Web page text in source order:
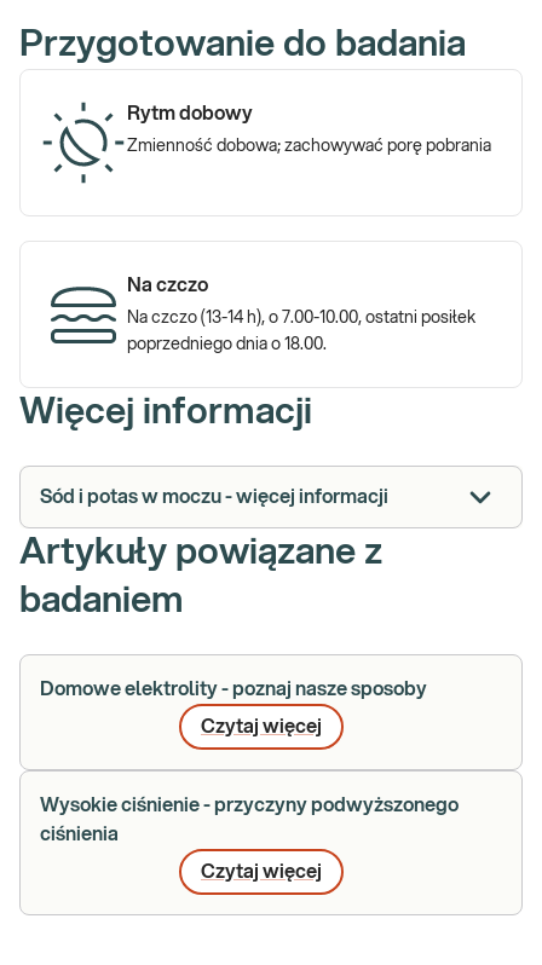
Przygotowanie do badania
Rytm dobowy
Zmienność dobowa; zachowywać porę pobrania
Na czczo
Na czczo (13-14 h), o 7.00-10.00, ostatni posiłek
poprzedniego dnia o 18.00.
Więcej informacji
Sód i potas w moczu - więcej informacji
Artykuły powiązane z
badaniem
Domowe elektrolity - poznaj nasze sposoby
Czytaj więcej
Wysokie ciśnienie - przyczyny podwyższonego
ciśnienia
Czytaj więcej